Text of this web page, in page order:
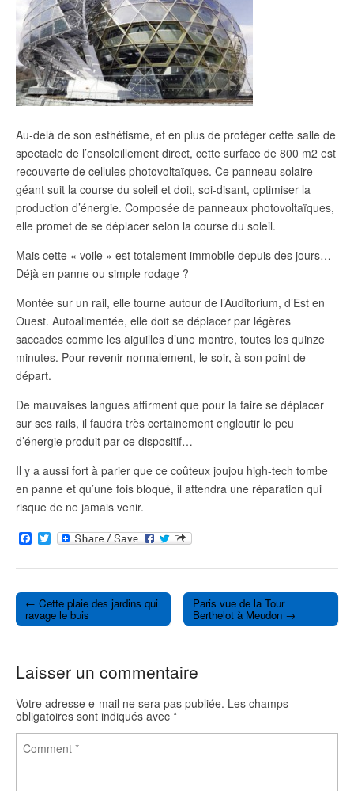
Au-delà de son esthétisme, et en plus de protéger cette salle de
spectacle de l’ensoleillement direct, cette surface de 800 m2 est
recouverte de cellules photovoltaïques. Ce panneau solaire
géant suit la course du soleil et doit, soi-disant, optimiser la
production d’énergie. Composée de panneaux photovoltaïques,
elle promet de se déplacer selon la course du soleil.
Mais cette « voile » est totalement immobile depuis des jours…
Déjà en panne ou simple rodage ?
Montée sur un rail, elle tourne autour de l’Auditorium, d’Est en
Ouest. Autoalimentée, elle doit se déplacer par légères
saccades comme les aiguilles d’une montre, toutes les quinze
minutes. Pour revenir normalement, le soir, à son point de
départ.
De mauvaises langues affirment que pour la faire se déplacer
sur ses rails, il faudra très certainement engloutir le peu
d’énergie produit par ce dispositif…
Il y a aussi fort à parier que ce coûteux joujou high-tech tombe
en panne et qu’une fois bloqué, il attendra une réparation qui
risque de ne jamais venir.
F
a
c
b
o
o
k
T
w
i
t
e
r
Post navigation
← Cette plaie des jardins qui
ravage le buis
Paris vue de la Tour
Berthelot à Meudon →
Laisser un commentaire
Votre adresse e-mail ne sera pas publiée. Les champs
obligatoires sont indiqués avec *